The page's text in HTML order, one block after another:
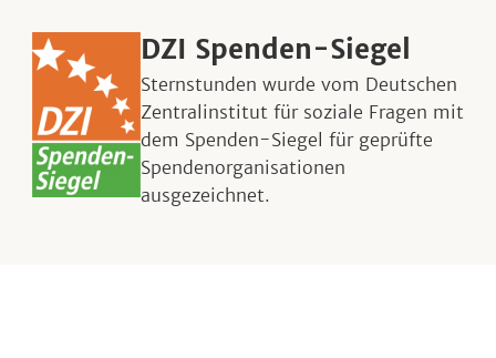
DZI Spenden-Siegel
Sternstunden wurde vom Deutschen
Zentralinstitut für soziale Fragen mit
dem Spenden-Siegel für geprüfte
Spendenorganisationen
ausgezeichnet.